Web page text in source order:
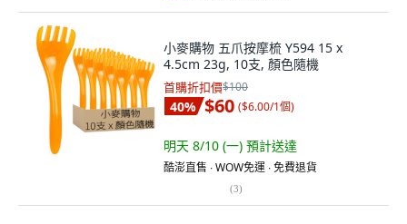
小麥購物 五爪按摩梳 Y594 15 x
4.5cm 23g, 10支, 顏色隨機
首購折扣價$100
40% $60 ($6.00/1個)
明天 8/10 (一) 預計送達
酷澎直售 ∙ WOW免運 ∙ 免費退貨
(3)